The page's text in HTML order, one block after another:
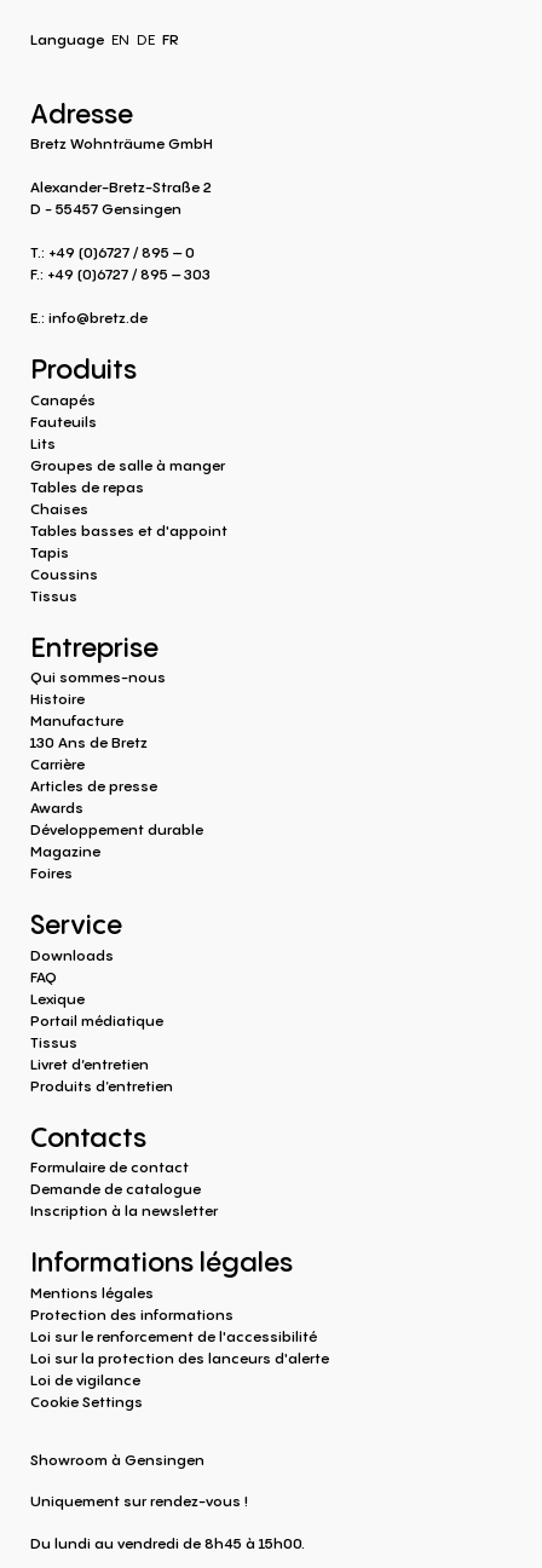
Language EN DE FR
Adresse
Bretz Wohnträume GmbH
Alexander-Bretz-Straße 2
D - 55457 Gensingen
T.: +49 (0)6727 / 895 – 0
F.: +49 (0)6727 / 895 – 303
E.: info@bretz.de
Produits
Canapés
Fauteuils
Lits
Groupes de salle à manger
Tables de repas
Chaises
Tables basses et d'appoint
Tapis
Coussins
Tissus
Entreprise
Qui sommes-nous
Histoire
Manufacture
130 Ans de Bretz
Carrière
Articles de presse
Awards
Développement durable
Magazine
Foires
Service
Downloads
FAQ
Lexique
Portail médiatique
Tissus
Livret d’entretien
Produits d‘entretien
Contacts
Formulaire de contact
Demande de catalogue
Inscription à la newsletter
Showroom à Gensingen
Uniquement sur rendez-vous !
Du lundi au vendredi de 8h45 à 15h00.
Informations légales
Mentions légales
Protection des informations
Loi sur le renforcement de l'accessibilité
Loi sur la protection des lanceurs d'alerte
Loi de vigilance
Cookie Settings